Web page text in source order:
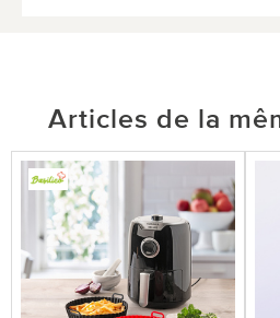
Articles de la